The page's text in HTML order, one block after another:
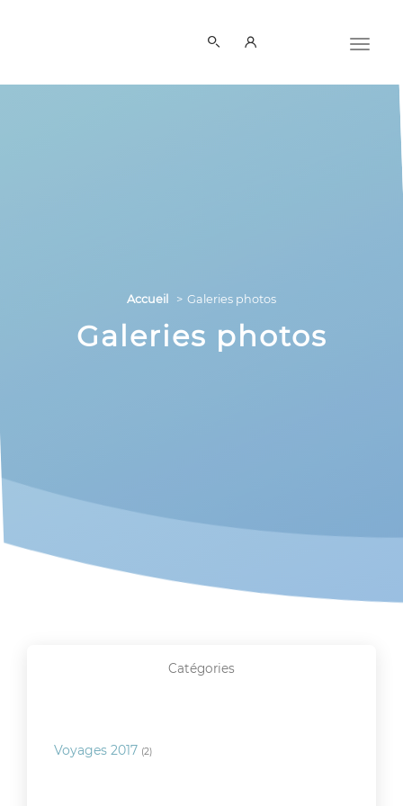
Accueil Galeries photos
Galeries photos
Catégories
Voyages 2017 (2)